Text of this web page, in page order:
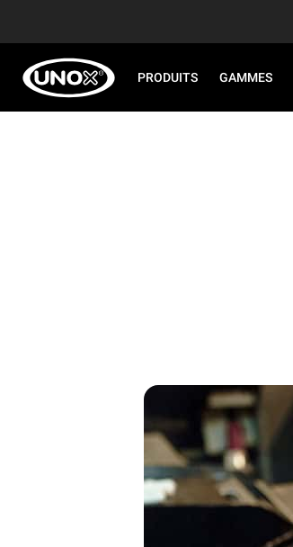
PRODUITS GAMMES